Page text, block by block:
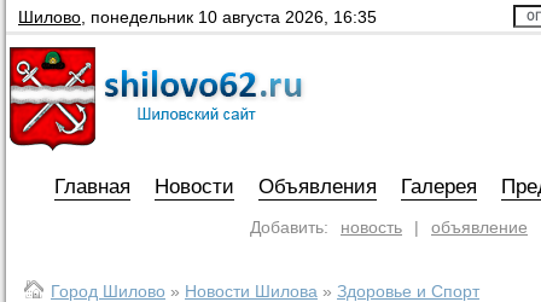
Шилово понедельник 10 августа 2026, 16:35
Главная Новости Объявления Галерея
Добавить: новость | объявление
Город Шилово » Новости Шилова » Здоровье и Спорт